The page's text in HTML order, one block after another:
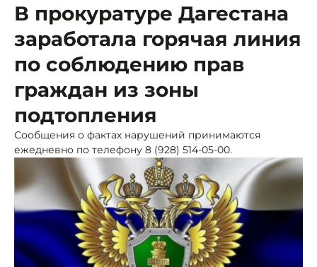
В прокуратуре Дагестана
заработала горячая линия
по соблюдению прав
граждан из зоны
подтопления
Сообщения о фактах нарушений принимаются
ежедневно по телефону 8 (928) 514-05-00.